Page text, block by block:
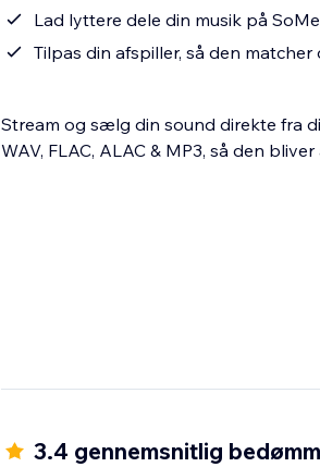
Lad lyttere dele din musik på SoMe
Tilpas din afspiller, så den matcher
Stream og sælg din sound direkte fra din
WAV, FLAC, ALAC & MP3, så den
3.4 gennemsnitlig